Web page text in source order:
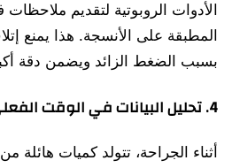
الأدوات الروبوتية لتقديم
المطبقة على الأنسجة. هذا يمنع
بسبب الضغط الزائد ويضمن دقة
4. تحليل البيانات في الوقت الفعلي واتخاذ القرارات
أثناء الجراحة، تتولد كميات هائلة